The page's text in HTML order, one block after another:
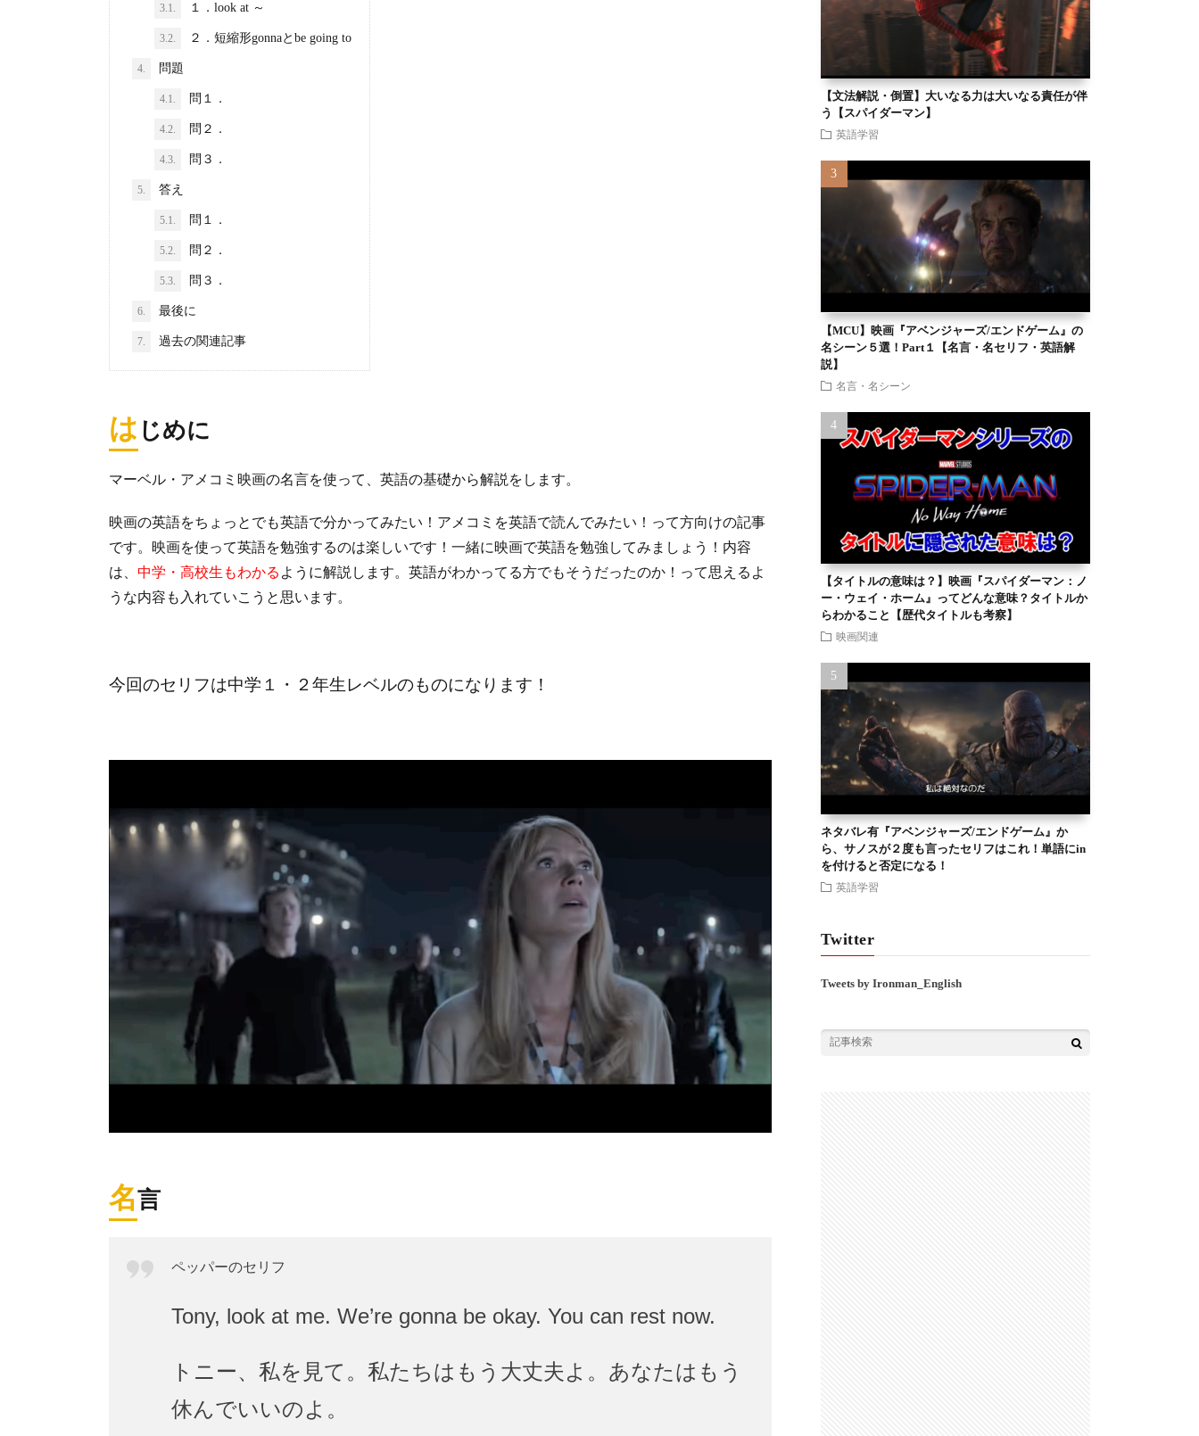
3.1. １．look at ～
3.2. ２．短縮形gonnaとbe going to
4. 問題
4.1. 問１．
4.2. 問２．
4.3. 問３．
5. 答え
5.1. 問１．
5.2. 問２．
5.3. 問３．
6. 最後に
7. 過去の関連記事
は じめに
マーベル・アメコミ映画の名言を使って、英語の基礎から解説をします。
映画の英語をちょっとでも英語で分かってみたい！アメコミを英語で読んでみたい！って方向けの記事
です。映画を使って英語を勉強するのは楽しいです！一緒に映画で英語を勉強してみましょう！内容
は、 中学・高校生もわかる ように解説します。英語がわかってる方でもそうだったのか！って思えるよ
うな内容も入れていこうと思います。
今回のセリフは中学１・２年生レベルのものになります！
名言
ペッパーのセリフ
Tony, look at me. We’re gonna be okay. You can rest now.
トニー、私を見て。私たちはもう大丈夫よ。あなたはもう
休んでいいのよ。
【文法解説・倒置】大いなる力は大いなる責任が伴
う【スパイダーマン】
英語学習
【MCU】映画『アベンジャーズ/エンドゲーム』の
名シーン５選！Part１【名言・名セリフ・英語解
説】
名言・名シーン
【タイトルの意味は？】映画『スパイダーマン：ノ
ー・ウェイ・ホーム』ってどんな意味？タイトルか
らわかること【歴代タイトルも考察】
映画関連
ネタバレ有『アベンジャーズ/エンドゲーム』か
ら、サノスが２度も言ったセリフはこれ！単語にin
を付けると否定になる！
英語学習
Twitter
Tweets by Ironman_English